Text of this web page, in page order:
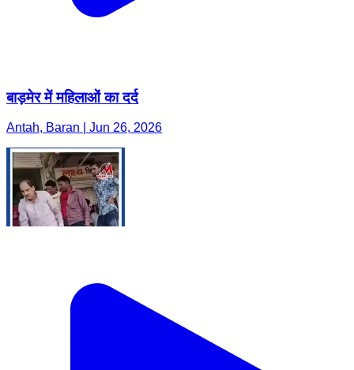
बाड़मेर में महिलाओं का दर्द
Antah, Baran | Jun 26, 2026